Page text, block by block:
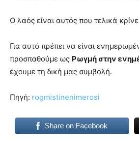
Ο λαός είναι αυτός που τελικά
Για αυτό πρέπει να είναι
προσπαθούμε ως Ρωγμή στην
έχουμε τη δική μας συμβολή.
Πηγή: rogmistinenimerosi
Share on Facebook